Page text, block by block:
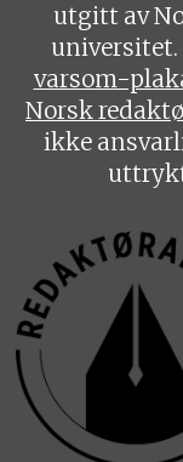
utgitt av
varsom-
Norsk
ikke